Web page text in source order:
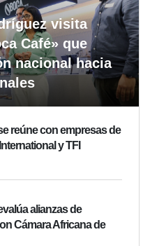
visita
Café» que
nacional hacia
reúne con empresas de
y TFI
alianzas de
Cámara Africana de